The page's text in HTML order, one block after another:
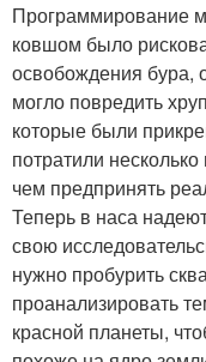
Программирование
ковшом было
освобождения бура,
могло повредить
которые были
потратили
чем предпринять
Теперь в наса
свою
нужно пробурить
проанализировать
красной планеты,